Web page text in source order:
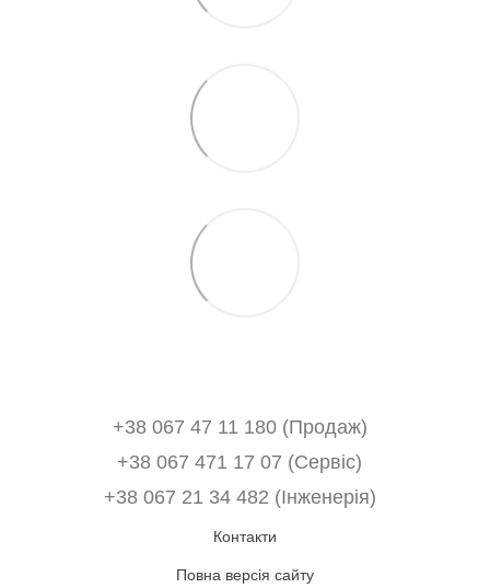
+38 067 47 11 180 (Продаж)
+38 067 471 17 07 (Сервіс)
‎+38 067 21 34 482 (Інженерія)
Контакти
Повна версія сайту